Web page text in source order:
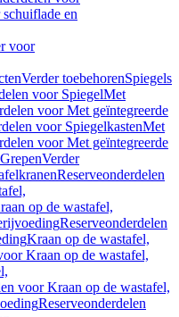
en
voor
Verder toebehorenSpiegels
voor SpiegelMet
voor Met geïntegreerde
voor SpiegelkastenMet
voor Met geïntegreerde
GrepenVerder
Reserveonderdelen
op de wastafel,
Reserveonderdelen
Kraan op de wastafel,
Kraan op de wastafel,
voor Kraan op de wastafel,
Reserveonderdelen